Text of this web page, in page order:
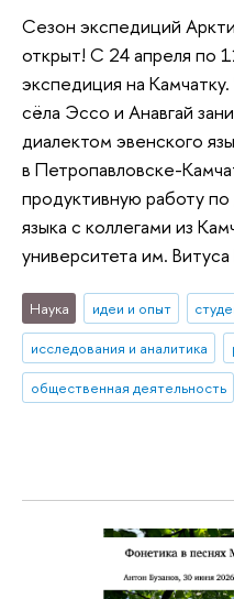
Сезон экспедиций
открыт! С 24 апреля по
экспедиция на
сёла Эссо и Анавгай
диалектом эвенского
в Петропавловске-
продуктивную работу
языка с коллегами из
университета им. Витуса
Наука идеи и опыт
исследования и аналитика
общественная деятельность